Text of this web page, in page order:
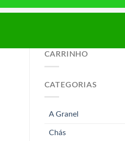
CARRINHO
CATEGORIAS
A Granel
Chás